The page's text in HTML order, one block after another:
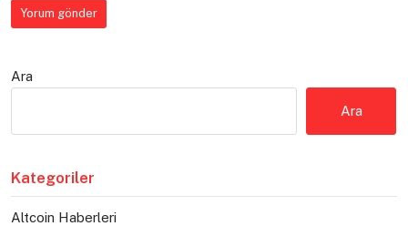
Ara
Ara
Kategoriler
Altcoin Haberleri